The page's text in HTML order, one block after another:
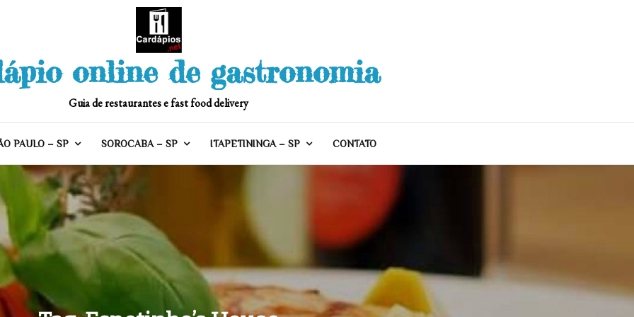
online de gastronomia
Guia de restaurantes e fast food delivery
PAULO – SP SOROCABA – SP ITAPETININGA – SP CONTATO